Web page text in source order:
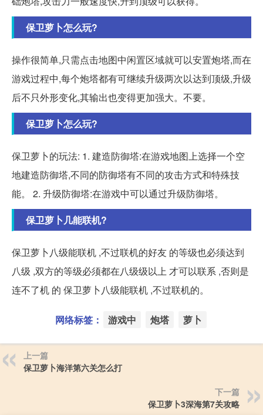
保卫萝卜怎么玩?
操作很简单,只需点击地图中闲置区域就可以安置炮塔,而在
游戏过程中,每个炮塔都有可继续升级两次以达到顶级,升级
后不只外形变化,其输出也变得更加强大。不要。
保卫萝卜怎么玩?
保卫萝卜的玩法: 1. 建造防御塔:在游戏地图上选择一个空
地建造防御塔,不同的防御塔有不同的攻击方式和特殊技
能。 2. 升级防御塔:在游戏中可以通过升级防御塔。
保卫萝卜几能联机?
保卫萝卜八级能联机 ,不过联机的好友 的等级也必须达到
八级 ,双方的等级必须都在八级级以上 才可以联系 ,否则是
连不了机 的 保卫萝卜八级能联机 ,不过联机的。
网络标签： 游戏中 炮塔 萝卜
上一篇
保卫萝卜海洋第六关怎么打
下一篇
保卫萝卜3深海第7关攻略